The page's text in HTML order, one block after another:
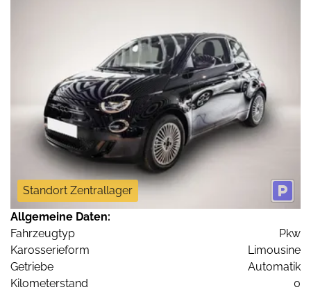
Standort Zentrallager
Allgemeine Daten:
Fahrzeugtyp
Pkw
Karosserieform
Limousine
Getriebe
Automatik
Kilometerstand
0